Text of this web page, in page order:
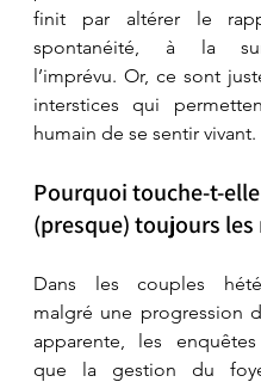
finit par altérer le
spontanéité, à la
l’imprévu. Or, ce sont
interstices qui
humain de se sentir vivant.
Pourquoi touche-t-elle
(presque) toujours les
Dans les couples
malgré une progression
apparente, les
que la gestion du